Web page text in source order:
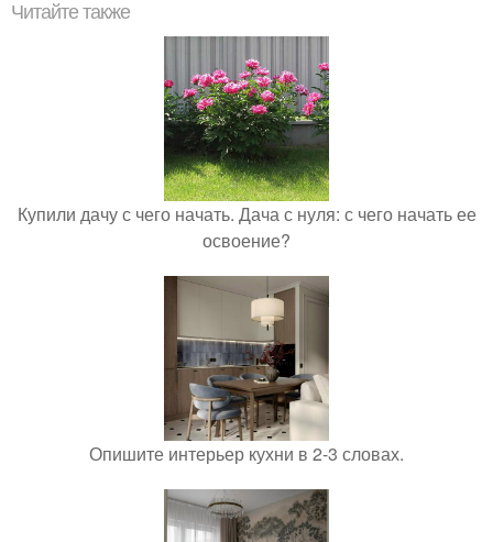
Читайте также
Купили дачу с чего начать. Дача с нуля: с чего начать ее
освоение?
Опишите интерьер кухни в 2-3 словах.